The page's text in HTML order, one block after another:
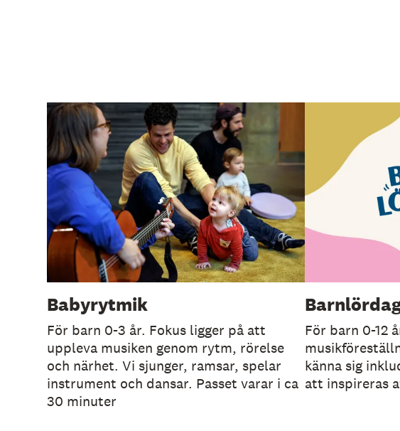
Babyrytmik
För barn 0-3 år. Fokus ligger på att
uppleva musiken genom rytm, rörelse
och närhet. Vi sjunger, ramsar, spelar
instrument och dansar. Passet varar i ca
30 minuter
För barn 0-12
känna sig
att inspireras